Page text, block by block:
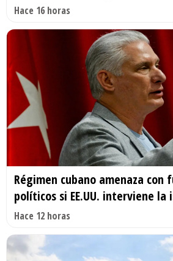
Hace 16 horas
Régimen cubano amenaza con
políticos si EE.UU. interviene la
Hace 12 horas